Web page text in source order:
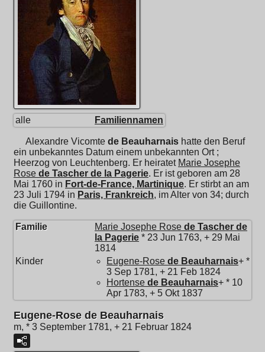
alle Familiennamen
Alexandre Vicomte de Beauharnais hatte den Beruf
ein unbekanntes Datum einem unbekannten Ort ;
Heerzog von Leuchtenberg. Er heiratet Marie Josephe
Rose de Tascher de la Pagerie. Er ist geboren am 28
Mai 1760 in Fort-de-France, Martinique. Er stirbt an am
23 Juli 1794 in Paris, Frankreich, im Alter von 34; durch
die Guillontine.
Familie Marie Josephe Rose de Tascher de
la Pagerie * 23 Jun 1763, + 29 Mai
1814
Kinder
Eugene-Rose de Beauharnais+ *
3 Sep 1781, + 21 Feb 1824
Hortense de Beauharnais+ * 10
Apr 1783, + 5 Okt 1837
Eugene-Rose de Beauharnais
m, * 3 September 1781, + 21 Februar 1824